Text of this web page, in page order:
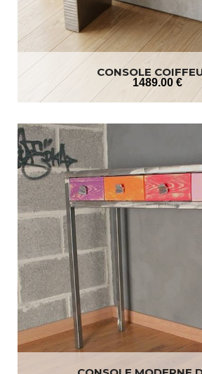
CONSOLE
1489.00 €